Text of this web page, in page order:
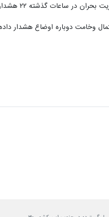
۲۲ هشدار آب و هوایی صادر کرد.
وخامت دوباره اوضاع هشدار